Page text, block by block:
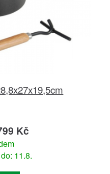
Kč
11.8.